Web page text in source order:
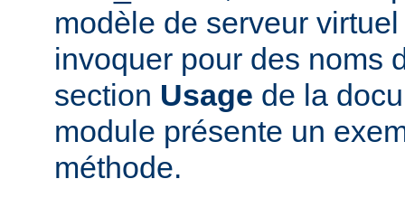
modèle de serveur
invoquer pour des noms
section Usage de la
module présente un
méthode.